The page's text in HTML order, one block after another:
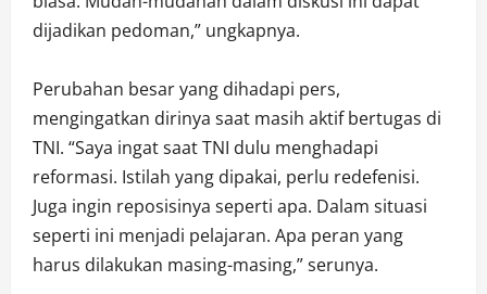
dijadikan pedoman,” ungkapnya.
Perubahan besar yang dihadapi pers,
mengingatkan dirinya saat masih aktif bertugas di
TNI. “Saya ingat saat TNI dulu menghadapi
reformasi. Istilah yang dipakai, perlu redefenisi.
Juga ingin reposisinya seperti apa. Dalam situasi
seperti ini menjadi pelajaran. Apa peran yang
harus dilakukan masing-masing,” serunya.